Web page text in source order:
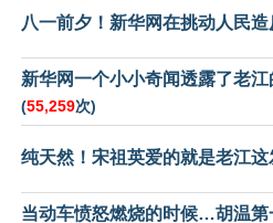
八一前夕！新华网在挑动人民造
新华网一个小小奇闻透露了老
(55,259次)
纯天然！宋祖英爱的就是老江这
当动车愤怒燃烧的时候…胡温第